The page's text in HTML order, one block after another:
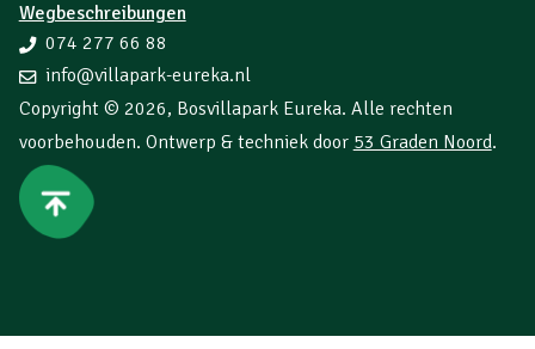
Wegbeschreibungen
074 277 66 88
info@villapark-eureka.nl
Copyright © 2026, Bosvillapark Eureka. Alle rechten
voorbehouden. Ontwerp & techniek door 53 Graden Noord.